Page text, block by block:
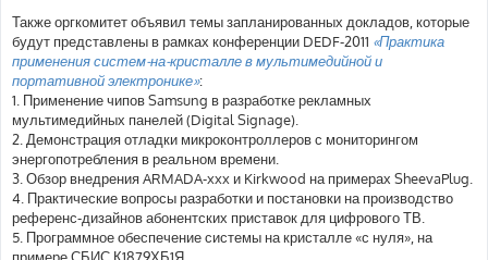
Также оргкомитет объявил темы запланированных докладов, которые
будут представлены в рамках конференции DEDF-2011 «Практика
применения систем-на-кристалле в мультимедийной и
портативной электронике»:
1. Применение чипов Samsung в разработке рекламных
мультимедийных панелей (Digital Signage).
2. Демонстрация отладки микроконтроллеров с мониторингом
энергопотребления в реальном времени.
3. Обзор внедрения ARMADA-xxx и Kirkwood на примерах SheevaPlug.
4. Практические вопросы разработки и постановки на производство
референс-дизайнов абонентских приставок для цифрового ТВ.
5. Программное обеспечение системы на кристалле «с нуля», на
примере СБИС К1879ХБ1Я.